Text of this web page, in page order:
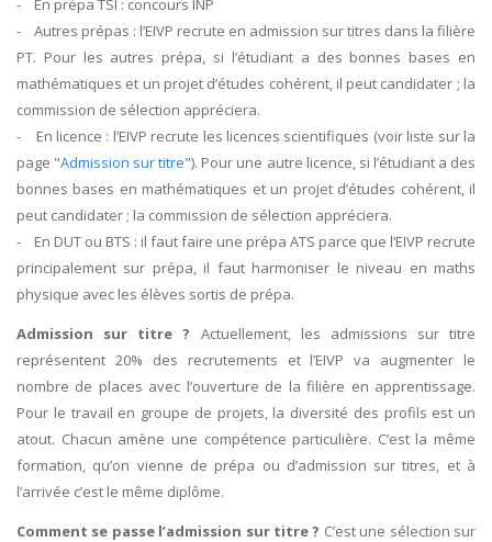
- En prépa TSI : concours INP
- Autres prépas : l’EIVP recrute en admission sur titres dans la filière
PT. Pour les autres prépa, si l’étudiant a des bonnes bases en
mathématiques et un projet d’études cohérent, il peut candidater ; la
commission de sélection appréciera.
- En licence : l’EIVP recrute les licences scientifiques (voir liste sur la
page "Admission sur titre"). Pour une autre licence, si l’étudiant a des
bonnes bases en mathématiques et un projet d’études cohérent, il
peut candidater ; la commission de sélection appréciera.
- En DUT ou BTS : il faut faire une prépa ATS parce que l’EIVP recrute
principalement sur prépa, il faut harmoniser le niveau en maths
physique avec les élèves sortis de prépa.
Admission sur titre ? Actuellement, les admissions sur titre
représentent 20% des recrutements et l’EIVP va augmenter le
nombre de places avec l’ouverture de la filière en apprentissage.
Pour le travail en groupe de projets, la diversité des profils est un
atout. Chacun amène une compétence particulière. C’est la même
formation, qu’on vienne de prépa ou d’admission sur titres, et à
l’arrivée c’est le même diplôme.
Comment se passe l’admission sur titre ? C’est une sélection sur